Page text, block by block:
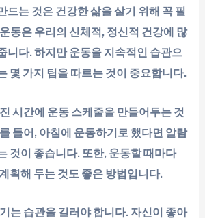
드는 것은 건강한 삶을 살기 위해 꼭 필
동은 우리의 신체적, 정신적 건강에 많
니다. 하지만 운동을 지속적인 습관으
몇 가지 팁을 따르는 것이 중요합니다.
시간에 운동 스케줄을 만들어두는 것
들어, 아침에 운동하기로 했다면 알람
것이 좋습니다. 또한, 운동할 때마다
획해 두는 것도 좋은 방법입니다.
는 습관을 길러야 합니다. 자신이 좋아